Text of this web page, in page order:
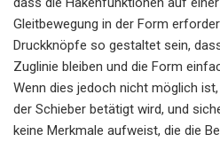
Gleitbewegung in der Form
Druckknöpfe so gestaltet sein,
Zuglinie bleiben und die Form
Wenn dies jedoch nicht möglich
der Schieber betätigt wird, und
keine Merkmale aufweist, die die